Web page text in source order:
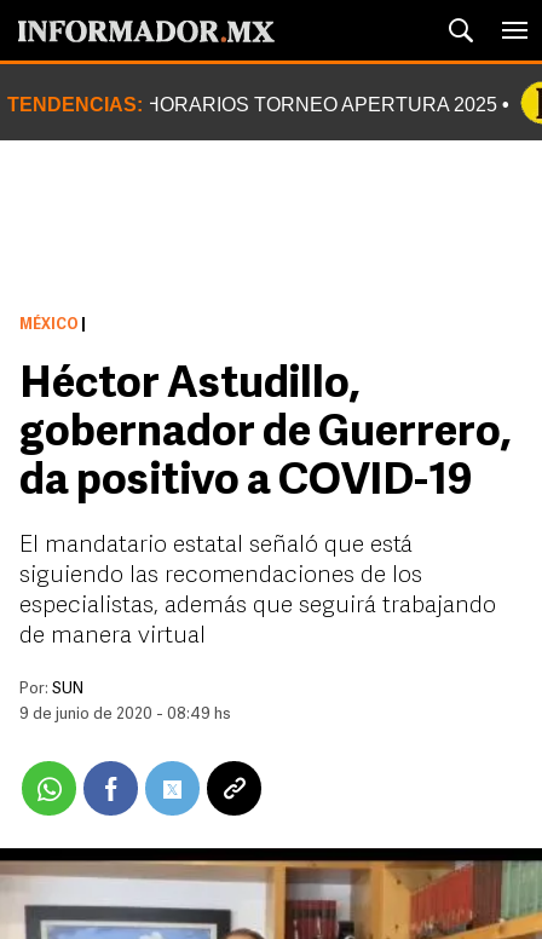
TENDENCIAS: HORARIOS TORNEO APERTURA 2025
MÉXICO
Héctor Astudillo,
gobernador de Guerrero,
da positivo a COVID-19
El mandatario estatal señaló que está
siguiendo las recomendaciones de los
especialistas, además que seguirá trabajando
de manera virtual
Por: SUN
9 de junio de 2020 - 08:49 hs